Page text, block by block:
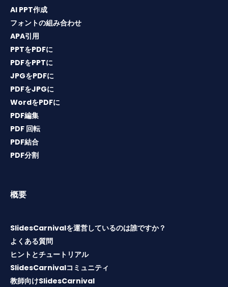
AI PPT作成
フォントの組み合わせ
APA引用
PPTをPDFに
PDFをPPTに
JPGをPDFに
PDFをJPGに
WordをPDFに
PDF編集
PDF 回転
PDF結合
PDF分割
概要
SlidesCarnivalを運営しているのは誰ですか？
よくある質問
ヒントとチュートリアル
SlidesCarnivalコミュニティ
教師向けSlidesCarnival